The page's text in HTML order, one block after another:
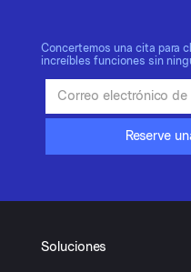
Concertemos una cita para
increíbles funciones sin
Soluciones